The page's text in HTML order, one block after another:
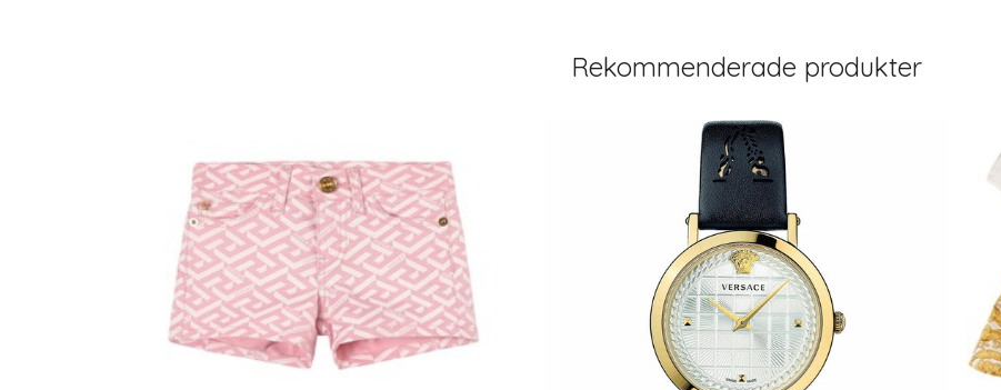
Rekommenderade produkter